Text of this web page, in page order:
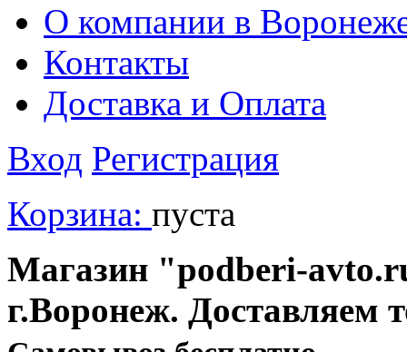
О компании в
Контакты
Доставка и Оплата
Вход Регистрация
Корзина: пуста
Магазин "podberi-
г.Воронеж. Доставляем